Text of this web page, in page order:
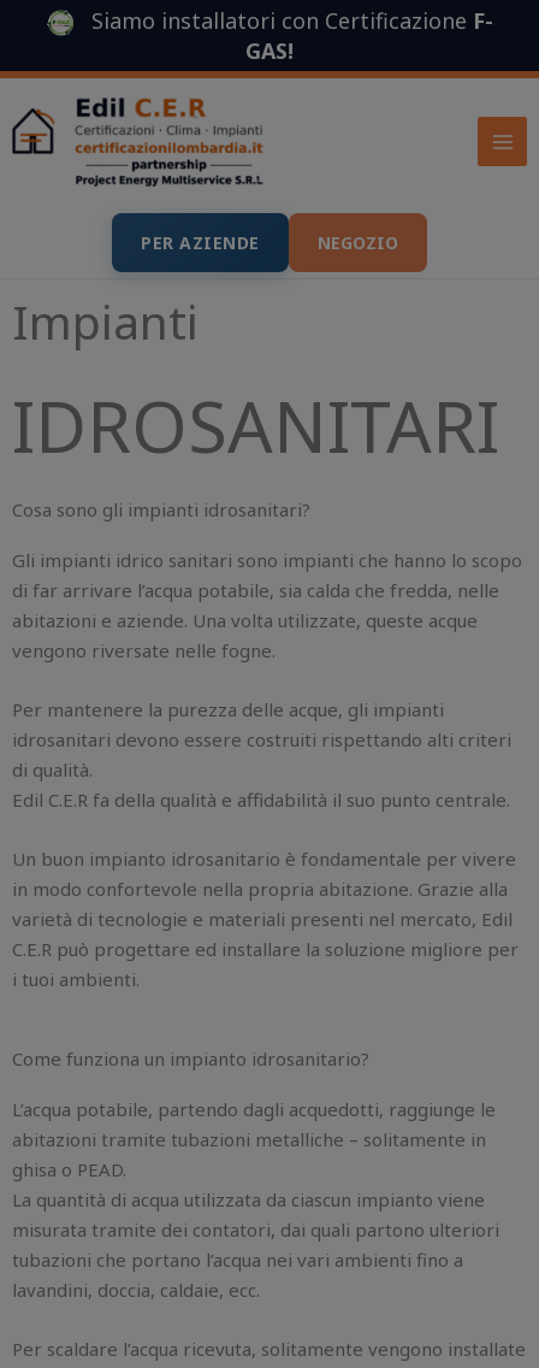
contenuto
Siamo installatori con Certificazione F-
GAS!
PER AZIENDE NEGOZIO
Impianti
IDROSANITARI
Cosa sono gli impianti idrosanitari?
Gli impianti idrico sanitari sono impianti che hanno lo scopo
di far arrivare l’acqua potabile, sia calda che fredda, nelle
abitazioni e aziende. Una volta utilizzate, queste acque
vengono riversate nelle fogne.
Per mantenere la purezza delle acque, gli impianti
idrosanitari devono essere costruiti rispettando alti criteri
di qualità.
Edil C.E.R fa della qualità e affidabilità il suo punto centrale.
Un buon impianto idrosanitario è fondamentale per vivere
in modo confortevole nella propria abitazione. Grazie alla
varietà di tecnologie e materiali presenti nel mercato, Edil
C.E.R può progettare ed installare la soluzione migliore per
i tuoi ambienti.
Come funziona un impianto idrosanitario?
L’acqua potabile, partendo dagli acquedotti, raggiunge le
abitazioni tramite tubazioni metalliche – solitamente in
ghisa o PEAD.
La quantità di acqua utilizzata da ciascun impianto viene
misurata tramite dei contatori, dai quali partono ulteriori
tubazioni che portano l’acqua nei vari ambienti fino a
lavandini, doccia, caldaie, ecc.
Per scaldare l’acqua ricevuta, solitamente vengono installate